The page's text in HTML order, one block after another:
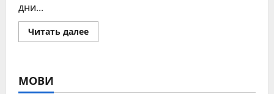
дни...
Читать далееПрочитать
больше
изменить
МОВИ